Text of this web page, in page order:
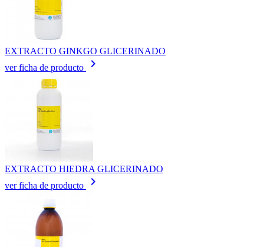
EXTRACTO GINKGO GLICERINADO
ver ficha de producto
keyboard_arrow_right
EXTRACTO HIEDRA GLICERINADO
ver ficha de producto
keyboard_arrow_right